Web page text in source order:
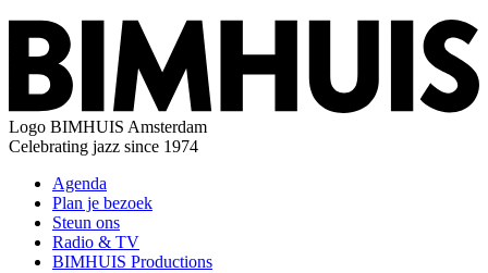
Logo BIMHUIS Amsterdam
Celebrating jazz since 1974
Agenda
Plan je bezoek
Steun ons
Radio & TV
BIMHUIS Productions